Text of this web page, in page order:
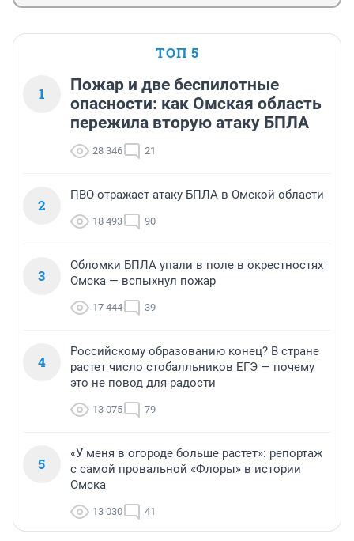
ТОП 5
1
Пожар и две беспилотные
опасности: как Омская область
пережила вторую атаку БПЛА
28 346 21
2
ПВО отражает атаку БПЛА в Омской области
18 493 90
3
Обломки БПЛА упали в поле в окрестностях
Омска — вспыхнул пожар
17 444 39
4
Российскому образованию конец? В стране
растет число стобалльников ЕГЭ — почему
это не повод для радости
13 075 79
5
«У меня в огороде больше растет»: репортаж
с самой провальной «Флоры» в истории
Омска
13 030 41